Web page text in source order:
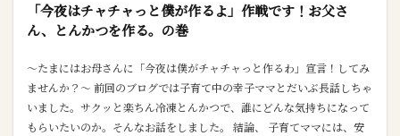
「今夜はチャチャっと僕が作るよ」作戦です！お父さ
ん、とんかつを作る。の巻
～たまにはお母さんに「今夜は僕がチャチャっと作るわ」宣言！してみ
ませんか？～ 前回のブログでは子育て中の幸子ママとだいぶ長話しちゃ
いました。サクッと楽ちん冷凍とんかつで、誰にどんな気持ちになって
もらいたいのか。そんなお話をしました。 結論、 子育てママには、安